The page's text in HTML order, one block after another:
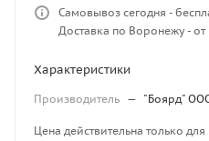
Самовывоз сегодня -
Доставка по Воронежу - от
Характеристики
Производитель — "Боярд"
Цена действительна только